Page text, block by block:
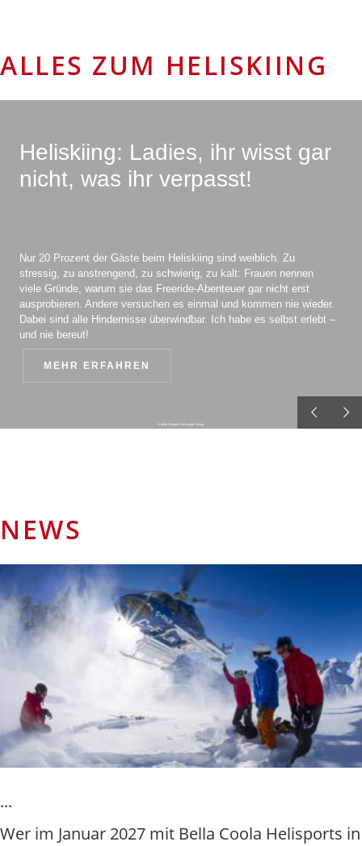
ALLES ZUM HELISKIING
Heliskiing: Ladies, ihr wisst gar
nicht, was ihr verpasst!
MEHR ERFAHREN
Nur 20 Prozent der Gäste beim Heliskiing sind weiblich. Zu
stressig, zu anstrengend, zu schwierig, zu kalt: Frauen nennen
viele Gründe, warum sie das Freeride-Abenteuer gar nicht erst
ausprobieren. Andere versuchen es einmal und kommen nie wieder.
Dabei sind alle Hindernisse überwindbar. Ich habe es selbst erlebt –
und nie bereut!
© Mike Wiegele Helicopter Skiing
NEWS
Wer im Januar 2027 mit Bella Coola Helisports in